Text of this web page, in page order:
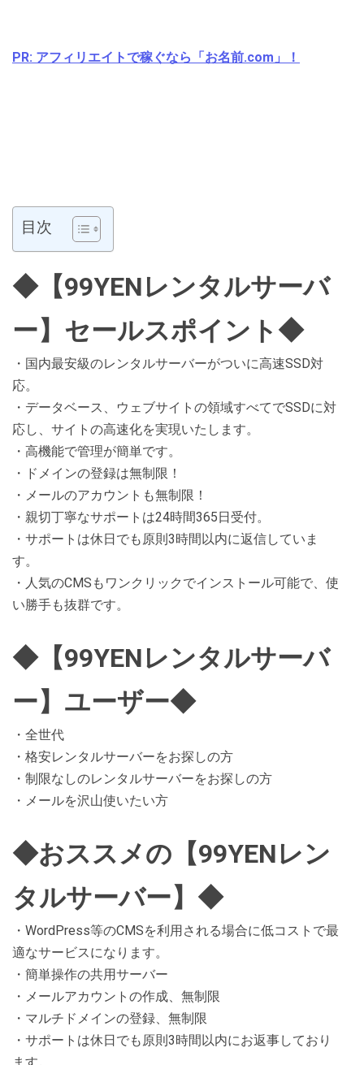
PR: アフィリエイトで稼ぐなら「お名前.com」！
目次
◆【99YENレンタルサーバ
ー】セールスポイント◆
・国内最安級のレンタルサーバーがついに高速SSD対
応。
・データベース、ウェブサイトの領域すべてでSSDに対
応し、サイトの高速化を実現いたします。
・高機能で管理が簡単です。
・ドメインの登録は無制限！
・メールのアカウントも無制限！
・親切丁寧なサポートは24時間365日受付。
・サポートは休日でも原則3時間以内に返信していま
す。
・人気のCMSもワンクリックでインストール可能で、使
い勝手も抜群です。
◆【99YENレンタルサーバ
ー】ユーザー◆
・全世代
・格安レンタルサーバーをお探しの方
・制限なしのレンタルサーバーをお探しの方
・メールを沢山使いたい方
◆おススメの【99YENレン
タルサーバー】◆
・WordPress等のCMSを利用される場合に低コストで最
適なサービスになります。
・簡単操作の共用サーバー
・メールアカウントの作成、無制限
・マルチドメインの登録、無制限
・サポートは休日でも原則3時間以内にお返事しており